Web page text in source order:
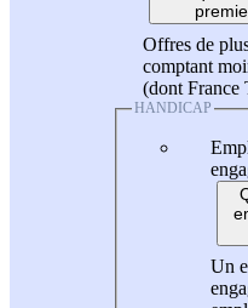
Offres de
comptant
(dont France
HANDICAP
Un